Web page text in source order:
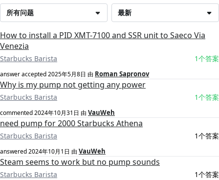
最新
所有问题
How to install a PID XMT-7100 and SSR unit to Saeco Via
Venezia
Starbucks Barista 1个答案
answer accepted2025年5月8日 由 Roman Sapronov
Why is my pump not getting any power
Starbucks Barista 1个答案
commented2024年10月31日 由 VauWeh
need pump for 2000 Starbucks Athena
Starbucks Barista 1个答案
answered2024年10月1日 由 VauWeh
Steam seems to work but no pump sounds
Starbucks Barista 1个答案